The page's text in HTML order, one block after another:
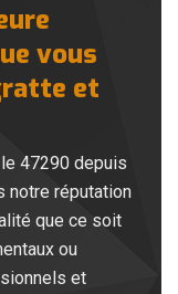
vous
et
47290 depuis
notre réputation
que ce soit
ou
et